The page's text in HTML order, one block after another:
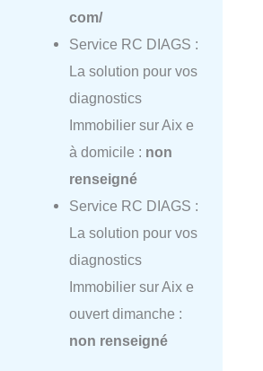
com/
Service RC DIAGS :
La solution pour vos
diagnostics
Immobilier sur Aix e
à domicile : non
renseigné
Service RC DIAGS :
La solution pour vos
diagnostics
Immobilier sur Aix e
ouvert dimanche :
non renseigné